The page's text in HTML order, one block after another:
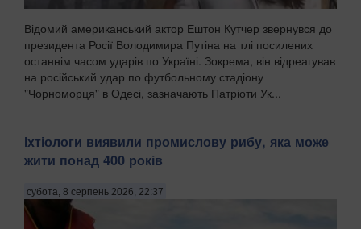
Відомий американський актор Ештон Кутчер звернувся до
президента Росії Володимира Путіна на тлі посилених
останнім часом ударів по Україні. Зокрема, він відреагував
на російський удар по футбольному стадіону
"Чорноморця" в Одесі, зазначають Патріоти Ук...
Іхтіологи виявили промислову рибу, яка може
жити понад 400 років
субота, 8 серпень 2026, 22:37